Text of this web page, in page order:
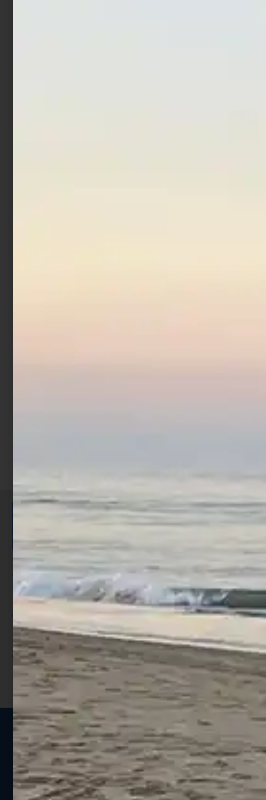
ISCRIVITI E RICEVI 3,50€ DI
Per ogni acquisto accumuli ulteriori
punti;
Utilizza i punti per ricevere uno
sconto;
I punti sono indicati nella pagina
prodotto;
Seguici sui social